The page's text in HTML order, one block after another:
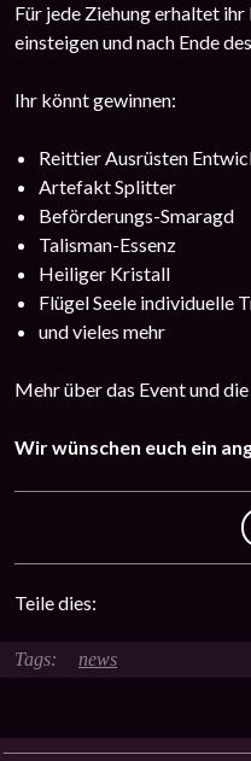
Für jede Ziehung erhaltet
einsteigen und nach Ende
Ihr könnt gewinnen:
Reittier Ausrüsten
Artefakt Splitter
Beförderungs-Smaragd
Talisman-Essenz
Heiliger Kristall
Flügel Seele individuelle
und vieles mehr
Mehr über das Event und
Wir wünschen euch ein
Teile dies:
news